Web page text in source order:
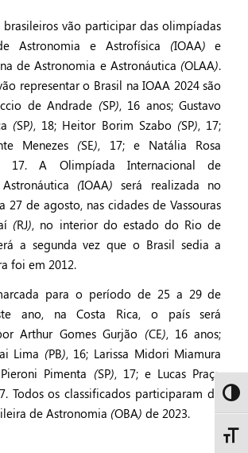
Alto
brasileiros vão participar das olimpíadas
Astronomia e Astrofísica (IOAA) e
de Astronomia e Astronáutica (OLAA).
representar o Brasil na IOAA 2024 são
de Andrade (SP), 16 anos; Gustavo
(SP), 18; Heitor Borim Szabo (SP), 17;
Menezes (SE), 17; e Natália Rosa
17. A Olimpíada Internacional de
(IOAA) será realizada no
27 de agosto, nas cidades de Vassouras
(RJ), no interior do estado do Rio de
a segunda vez que o Brasil sedia a
foi em 2012.
para o período de 25 a 29 de
ano, na Costa Rica, o país será
Arthur Gomes Gurjão (CE), 16 anos;
Lima (PB), 16; Larissa Midori Miamura
Pimenta (SP), 17; e Lucas Praça
Todos os classificados participaram da
de Astronomia (OBA) de 2023.